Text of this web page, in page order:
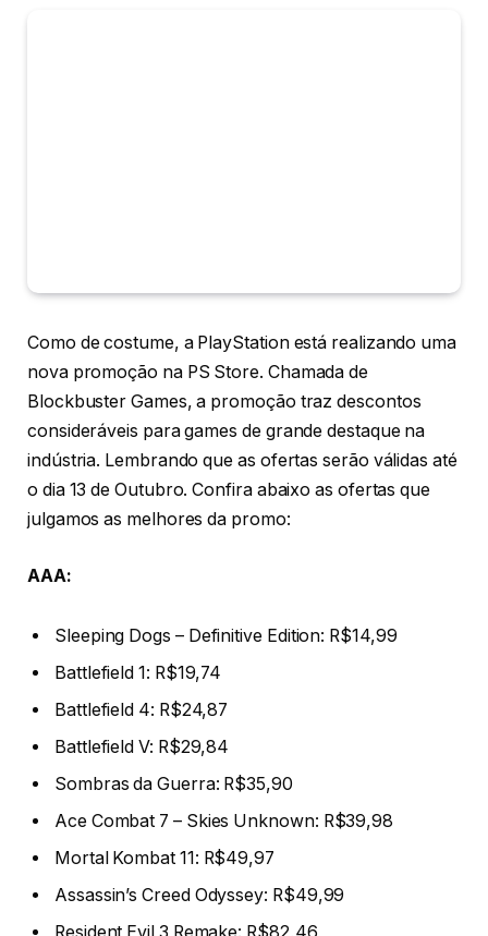
Como de costume, a PlayStation está realizando uma
nova promoção na PS Store. Chamada de
Blockbuster Games, a promoção traz descontos
consideráveis para games de grande destaque na
indústria. Lembrando que as ofertas serão válidas até
o dia 13 de Outubro. Confira abaixo as ofertas que
julgamos as melhores da promo:
AAA:
Sleeping Dogs – Definitive Edition: R$14,99
Battlefield 1: R$19,74
Battlefield 4: R$24,87
Battlefield V: R$29,84
Sombras da Guerra: R$35,90
Ace Combat 7 – Skies Unknown: R$39,98
Mortal Kombat 11: R$49,97
Assassin’s Creed Odyssey: R$49,99